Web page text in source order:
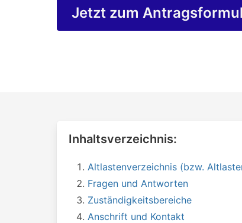
Jetzt zum
Inhaltsverzeichnis:
Altlastenverzeichnis (bzw.
Fragen und Antworten
Zuständigkeitsbereiche
Anschrift und Kontakt